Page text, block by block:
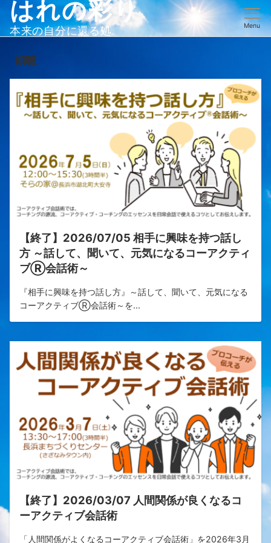
はれの彩り
本来の自分に還る処 Menu
傾聴
【終了】2026/07/05 相手に興味を持つ話し
方 ～話して、聞いて、元気になるコーアクティ
ブⓇ会話術～
『相手に興味を持つ話し方』～話して、聞いて、元気になる
コーアクティブⓇ会話術～を...
【終了】2026/03/07 人間関係が良くなるコ
ーアクティブ会話術
「人間関係がよくなるコーアクティブ会話術」を2026年3月